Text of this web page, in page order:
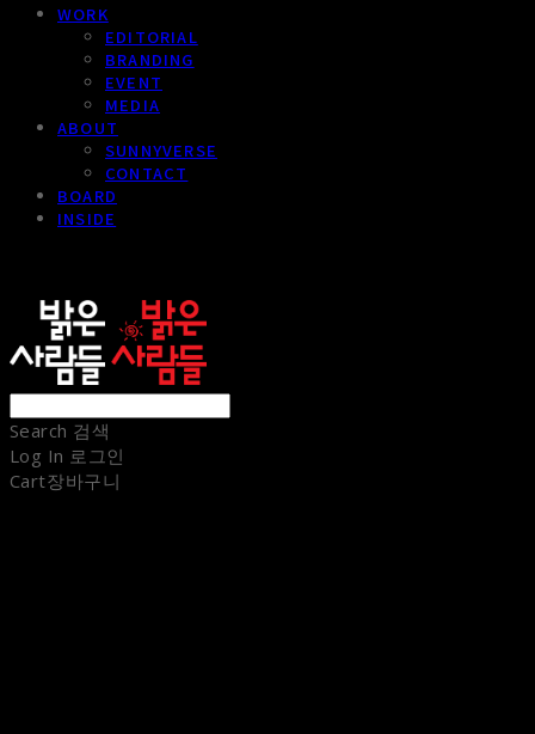
WORK
EDITORIAL
BRANDING
EVENT
MEDIA
ABOUT
SUNNYVERSE
CONTACT
BOARD
INSIDE
Search 검색
Log In 로그인
Cart장바구니